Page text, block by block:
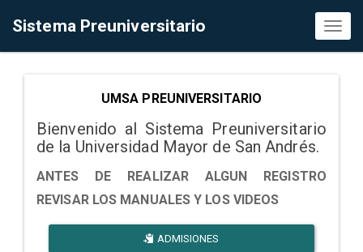
Sistema Preuniversitario
UMSA PREUNIVERSITARIO
Bienvenido al Sistema Preuniversitario
de la Universidad Mayor de San Andrés.
ANTES DE REALIZAR ALGUN REGISTRO
REVISAR LOS MANUALES Y LOS VIDEOS
ADMISIONES